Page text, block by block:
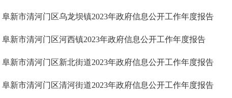
阜新市清河门区乌龙坝镇2023年政府信息公开工作年度报告
阜新市清河门区河西镇2023年政府信息公开工作年度报告
阜新市清河门区新北街道2023年政府信息公开工作年度报告
阜新市清河门区清河街道2023年政府信息公开工作年度报告